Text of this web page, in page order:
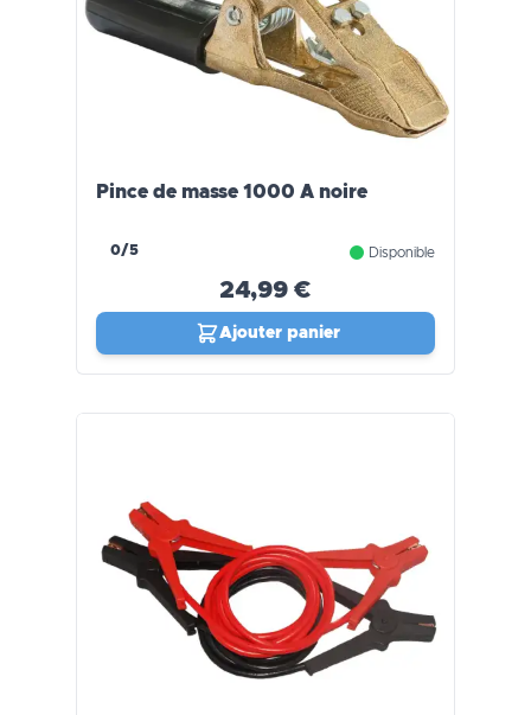
Pince de masse 1000 A noire
0/5 Disponible
24,99 €
Ajouter panier